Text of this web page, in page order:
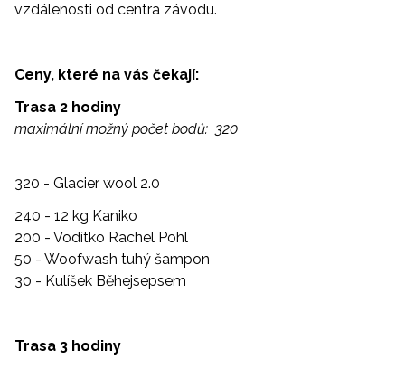
vzdálenosti od centra závodu.
Ceny, které na vás čekají:
Trasa 2 hodiny
maximální možný počet bodů: 320
320 - Glacier wool 2.0
240 - 12 kg Kaniko
200 - Vodítko Rachel Pohl
50 - Woofwash tuhý šampon
30 - Kulíšek Běhejsepsem
Trasa 3 hodiny